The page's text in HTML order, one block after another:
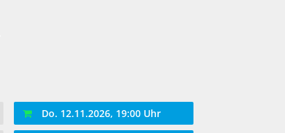
Do. 12.11.2026, 19:00 Uhr